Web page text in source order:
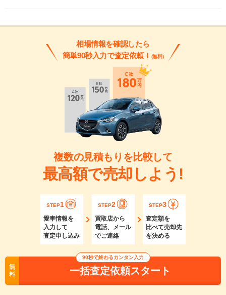
相場情報を確認したら
簡単90秒入力で査定依頼！ (無料)
複数の見積もりを比較して
最高額で売却しよう!
STEP1
愛車情報を
入力して
査定申し込み
STEP2
買取店から
電話、メール
でご連絡
STEP3
査定額を
比べて売却先
を決める
無
料
90秒で終わるカンタン入力
一括査定依頼スタート